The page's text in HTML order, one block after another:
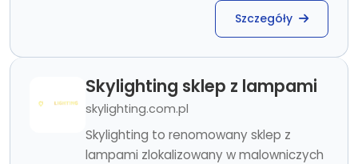
Szczegóły
Skylighting sklep z lampami
skylighting.com.pl
Skylighting to renomowany sklep z
lampami zlokalizowany w malowniczych